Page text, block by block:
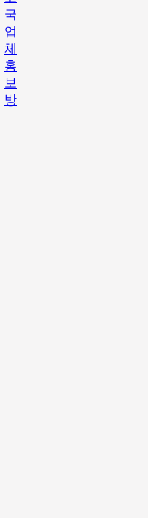
국
업
체
홍
보
방